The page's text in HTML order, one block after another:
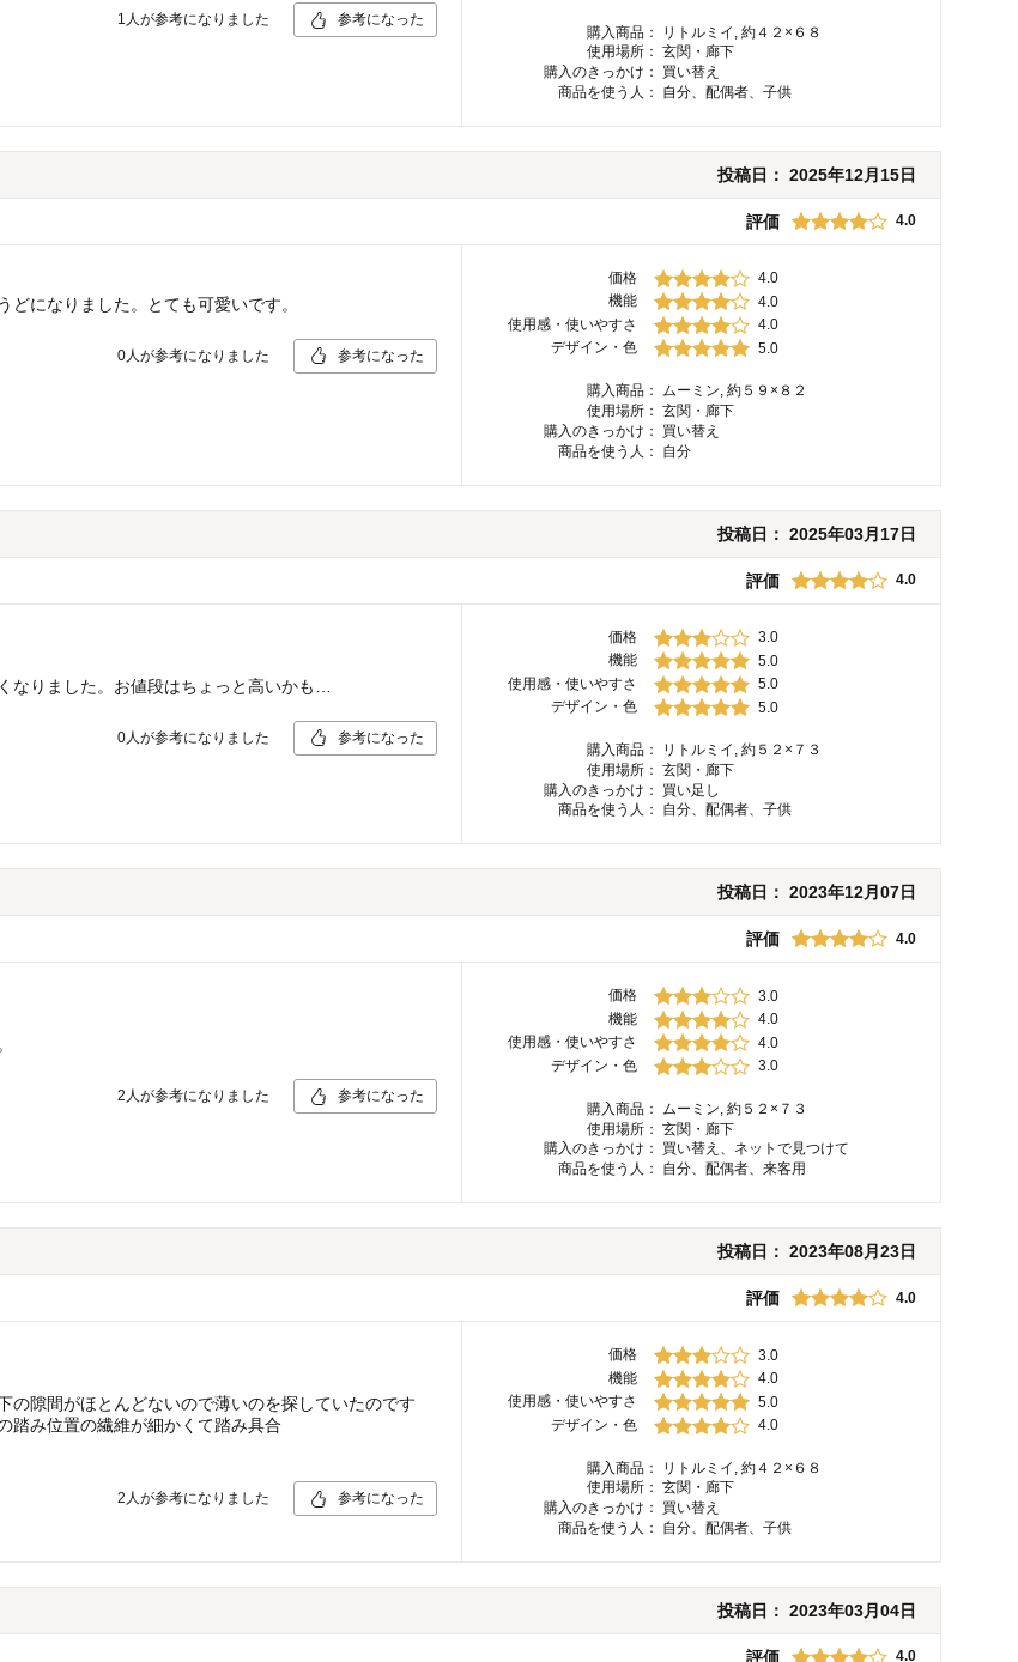
1 人が参考になりました 参考になった
購入商品：
リトルミイ, 約４２×６８
使用場所： 玄関・廊下
購入のきっかけ：
買い替え
商品を使う人：
自分、配偶者、子供
投稿日： 2025年12月15日
評価 4.0
になりました。とても可愛いです。
0人が参考になりました 参考になった
価格
4.0
機能
4.0
使用感・使いやすさ
4.0
デザイン・色
5.0
購入商品： ムーミン, 約５９×８２
使用場所： 玄関・廊下
購入のきっかけ：
買い替え
商品を使う人：
自分
投稿日： 2025年03月17日
評価 4.0
なりました。お値段はちょっと高いかも…
0人が参考になりました 参考になった
価格
3.0
機能
5.0
使用感・使いやすさ
5.0
デザイン・色
5.0
購入商品：
リトルミイ, 約５２×７３
使用場所： 玄関・廊下
購入のきっかけ：
買い足し
商品を使う人：
自分、配偶者、子供
投稿日： 2023年12月07日
評価 4.0
2 人が参考になりました 参考になった
価格
3.0
機能
4.0
使用感・使いやすさ
4.0
デザイン・色
3.0
購入商品： ムーミン, 約５２×７３
使用場所： 玄関・廊下
購入のきっかけ：
買い替え、ネットで見つけて
商品を使う人：
自分、配偶者、来客用
投稿日： 2023年08月23日
評価 4.0
隙間がほとんどないので薄いのを探していたのです
踏み位置の繊維が細かくて踏み具合
2 人が参考になりました 参考になった
価格
3.0
機能
4.0
使用感・使いやすさ
5.0
デザイン・色
4.0
購入商品：
リトルミイ, 約４２×６８
使用場所： 玄関・廊下
購入のきっかけ：
買い替え
商品を使う人：
自分、配偶者、子供
投稿日： 2023年03月04日
評価 4.0